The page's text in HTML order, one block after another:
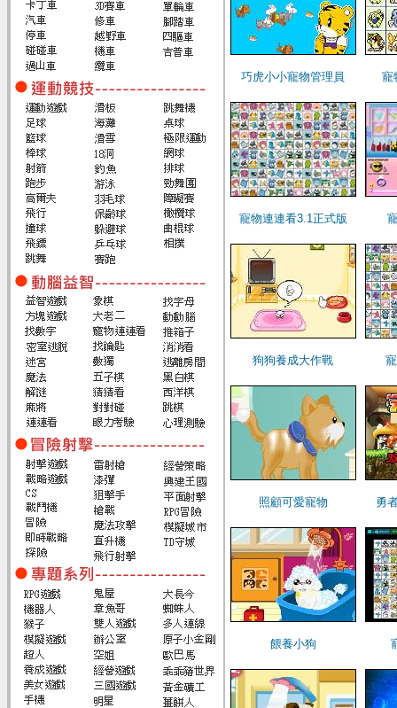
巧虎小小寵物管理員 寵
寵物連連看3.1正式版
狗狗養成大作戰
照顧可愛寵物 勇
餵養小狗